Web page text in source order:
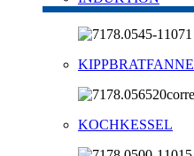
KIPPBRATFANNE
KOCHKESSEL